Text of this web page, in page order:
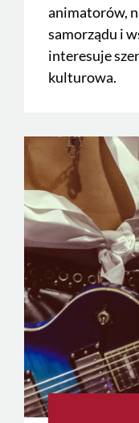
animatorów,
samorządu i
interesuje
kulturowa.